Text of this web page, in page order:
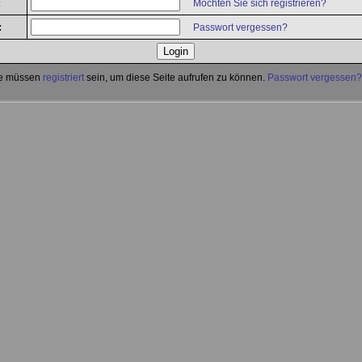
Möchten Sie sich registrieren?
Passwort vergessen?
müssen registriert sein, um diese Seite aufrufen zu können. Passwort vergessen?